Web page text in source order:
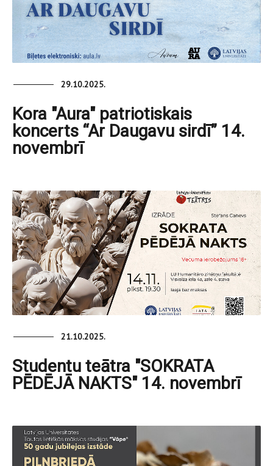
29.10.2025.
Kora "Aura" patriotiskais
koncerts “Ar Daugavu sirdī” 14.
novembrī
21.10.2025.
Studentu teātra "SOKRATA
PĒDĒJĀ NAKTS" 14. novembrī